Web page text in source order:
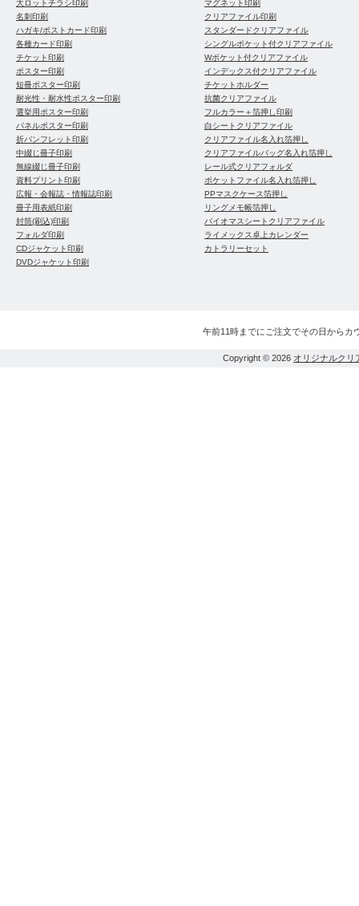
大ロットチラシ印刷
名刺印刷
ハガキ/ポストカード印刷
各種カード印刷
チケット印刷
ポスター印刷
短冊ポスター印刷
耐光性・耐水性ポスター印刷
選挙用ポスター印刷
パネルポスター印刷
折パンフレット印刷
中綴じ冊子印刷
無線綴じ冊子印刷
資料プリント印刷
広報・会報誌・情報誌印刷
冊子用表紙印刷
封筒(刷込)印刷
フォルダ印刷
CDジャケット印刷
DVDジャケット印刷
マグネット印刷
クリアファイル印刷
スタンダードクリアファイル
シングルポケット付クリアファイル
Wポケット付クリアファイル
インデックス付クリアファイル
チケットホルダー
抗菌クリアファイル
フルカラー＋箔押し印刷
白シートクリアファイル
クリアファイル名入れ箔押し
クリアファイルバッグ名入れ箔押し
レール式クリアフォルダ
ポケットファイル名入れ箔押し
PPマスクケース箔押し
リングメモ帳箔押し
バイオマスシートクリアファイル
ライメックス卓上カレンダー
カトラリーセット
午前11時までにご注文でその日からカ
Copyright © 2026 オリジナルクリ